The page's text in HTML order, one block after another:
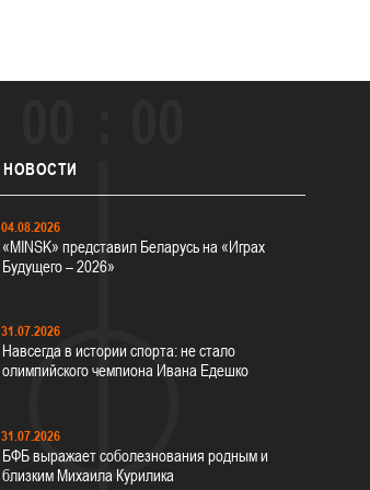
НОВОСТИ
04.08.2026
«MINSK» представил Беларусь на «Играх
Будущего – 2026»
31.07.2026
Навсегда в истории спорта: не стало
олимпийского чемпиона Ивана Едешко
31.07.2026
БФБ выражает соболезнования родным и
близким Михаила Курилика